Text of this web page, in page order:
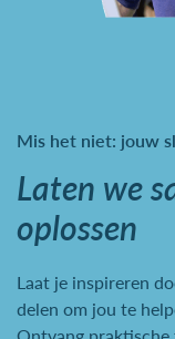
Mis het niet: jouw
Laten we
oplossen
Laat je inspireren
delen om jou te